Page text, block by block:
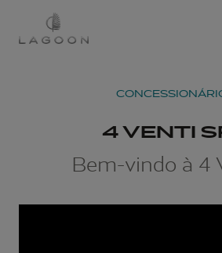
4 VENTI
Bem-vindo à 4